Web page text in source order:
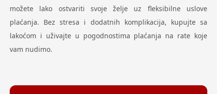
možete lako ostvariti svoje želje uz fleksibilne uslove
plaćanja. Bez stresa i dodatnih komplikacija, kupujte sa
lakoćom i uživajte u pogodnostima plaćanja na rate koje
vam nudimo.